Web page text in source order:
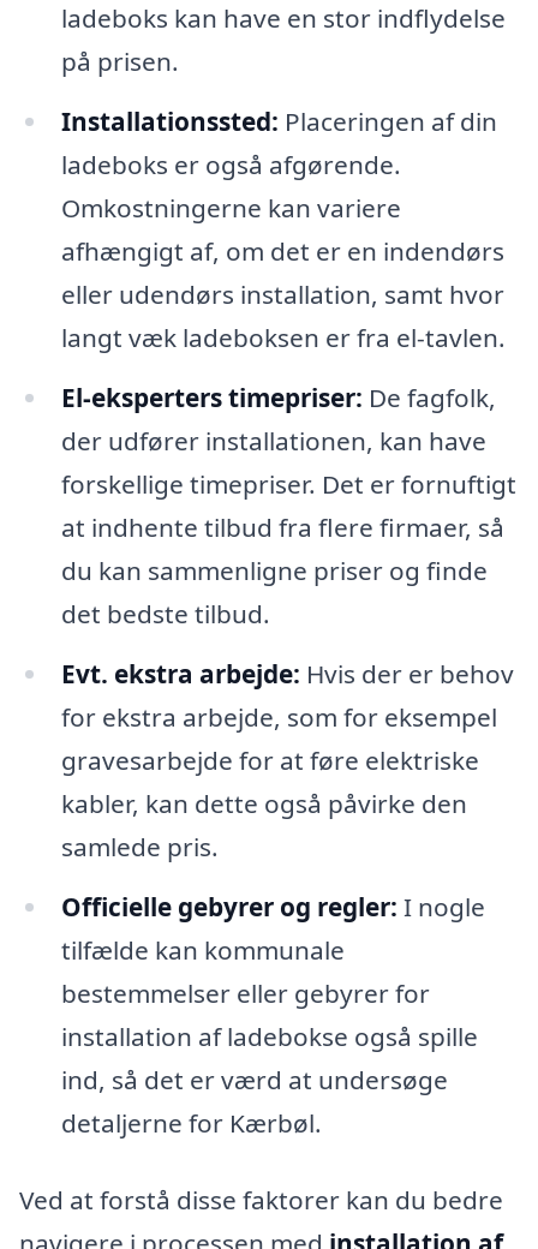
ladeboks kan have en stor indflydelse
på prisen.
Installationssted: Placeringen af din
ladeboks er også afgørende.
Omkostningerne kan variere
afhængigt af, om det er en indendørs
eller udendørs installation, samt hvor
langt væk ladeboksen er fra el-tavlen.
El-eksperters timepriser: De fagfolk,
der udfører installationen, kan have
forskellige timepriser. Det er fornuftigt
at indhente tilbud fra flere firmaer, så
du kan sammenligne priser og finde
det bedste tilbud.
Evt. ekstra arbejde: Hvis der er behov
for ekstra arbejde, som for eksempel
gravesarbejde for at føre elektriske
kabler, kan dette også påvirke den
samlede pris.
Officielle gebyrer og regler: I nogle
tilfælde kan kommunale
bestemmelser eller gebyrer for
installation af ladebokse også spille
ind, så det er værd at undersøge
detaljerne for Kærbøl.
Ved at forstå disse faktorer kan du bedre